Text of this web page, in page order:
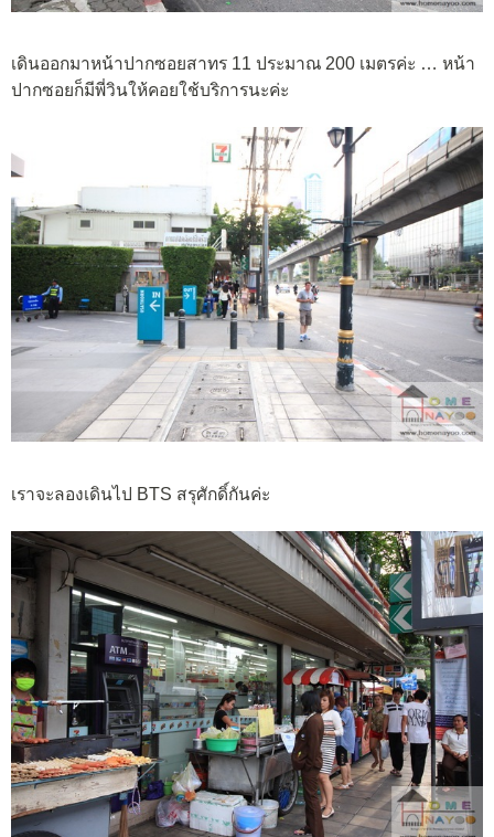
เดินออกมาหน้าปากซอยสาทร 11 ประมาณ 200 เมตรค่ะ … หน้า
ปากซอยก็มีพี่วินให้คอยใช้บริการนะค่ะ
เราจะลองเดินไป BTS สรุศักดิ์กันค่ะ